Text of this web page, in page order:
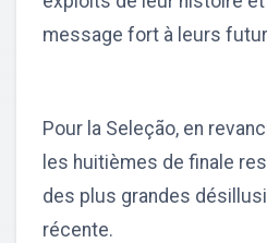
message fort à leurs
Pour la Seleção, en
les huitièmes de finale
des plus grandes
récente.